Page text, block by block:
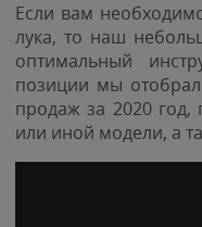
Если вам
лука, то наш
оптимальный
позиции мы
продаж за 2020 год,
или иной модели, а